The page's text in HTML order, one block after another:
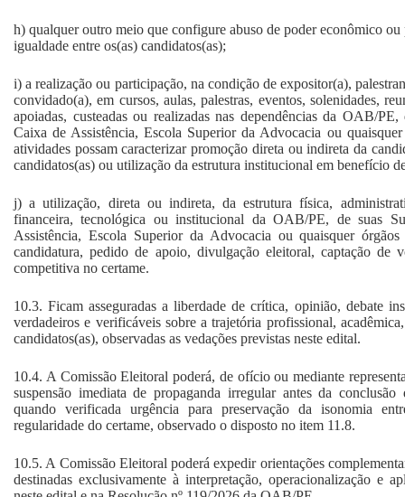
h) qualquer outro meio que configure abuso de poder econômico
igualdade entre os(as) candidatos(as);
i) a realização ou participação, na condição de expositor(a),
convidado(a), em cursos, aulas, palestras, eventos, solenidades,
apoiadas, custeadas ou realizadas nas dependências da OAB/PE,
Caixa de Assistência, Escola Superior da Advocacia ou
atividades possam caracterizar promoção direta ou indireta da
candidatos(as) ou utilização da estrutura institucional em benefício
j) a utilização, direta ou indireta, da estrutura física,
financeira, tecnológica ou institucional da OAB/PE, de suas
Assistência, Escola Superior da Advocacia ou quaisquer
candidatura, pedido de apoio, divulgação eleitoral, captação de
competitiva no certame.
10.3. Ficam asseguradas a liberdade de crítica, opinião, debate
verdadeiros e verificáveis sobre a trajetória profissional,
candidatos(as), observadas as vedações previstas neste edital.
10.4. A Comissão Eleitoral poderá, de ofício ou mediante
suspensão imediata de propaganda irregular antes da
quando verificada urgência para preservação da isonomia
regularidade do certame, observado o disposto no item 11.8.
10.5. A Comissão Eleitoral poderá expedir orientações
destinadas exclusivamente à interpretação, operacionalização e